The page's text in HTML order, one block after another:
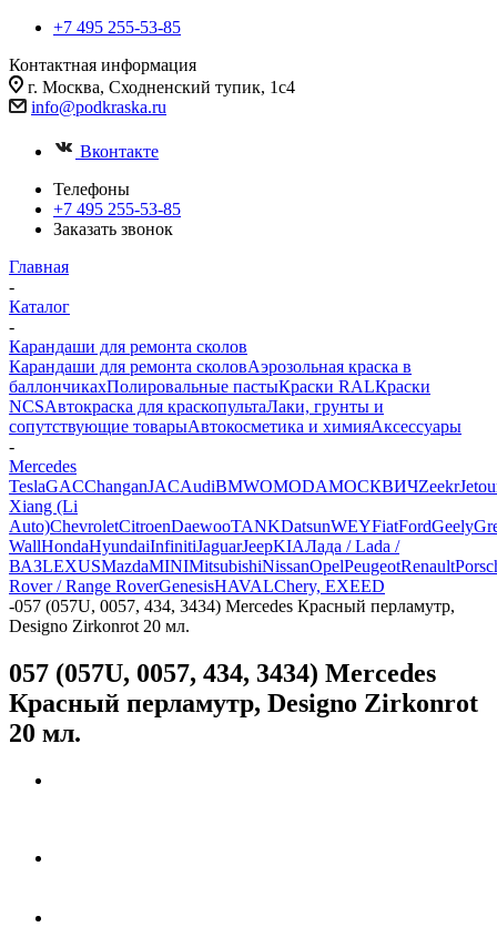
+7 495 255-53-85
Контактная информация
г. Москва, Сходненский тупик, 1с4
info@podkraska.ru
Вконтакте
Телефоны
+7 495 255-53-85
Заказать звонок
Главная
-
Каталог
-
Карандаши для ремонта сколов
Карандаши для ремонта сколовАэрозольная краска в
баллончикахПолировальные пастыКраски RALКраски
NCSАвтокраска для краскопультаЛаки, грунты и
сопутствующие товарыАвтокосметика и химияАксессуары
-
Mercedes
TeslaGACChanganJACAudiBMWOMODAМОСКВИЧZeekr
Xiang (Li
Auto)ChevroletCitroenDaewooTANKDatsunWEYFiatFordGeely
WallHondaHyundaiInfinitiJaguarJeepKIAЛада / Lada /
ВАЗLEXUSMazdaMINIMitsubishiNissanOpelPeugeotRenault
Rover / Range RoverGenesisHAVALChery, EXEED
-057 (057U, 0057, 434, 3434) Mercedes Красный перламутр,
Designo Zirkonrot 20 мл.
057 (057U, 0057, 434, 3434) Mercedes
Красный перламутр, Designo Zirkonrot
20 мл.